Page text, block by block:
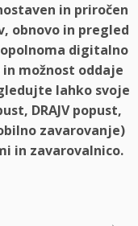
in priročen
obnovo in pregled
digitalno
možnost oddaje
lahko svoje
DRAJV popust,
zavarovanje)
in zavarovalnico.